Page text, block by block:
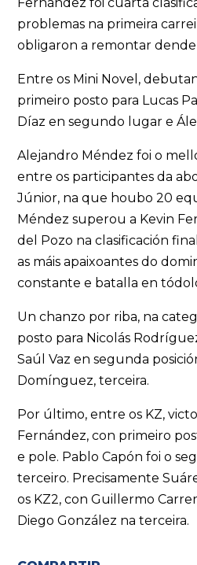
problemas na primeira
obligaron a remontar dende
Entre os Mini Novel,
primeiro posto para Lucas
Díaz en segundo lugar e
Alejandro Méndez foi o
entre os participantes da
Júnior, na que houbo 20
Méndez superou a Kevin
del Pozo na clasificación
as máis apaixoantes do
constante e batalla en
Un chanzo por riba, na
posto para Nicolás
Saúl Vaz en segunda
Domínguez, terceira.
Por último, entre os KZ,
Fernández, con primeiro
e pole. Pablo Capón foi o
terceiro. Precisamente
os KZ2, con Guillermo
Diego González na terceira.